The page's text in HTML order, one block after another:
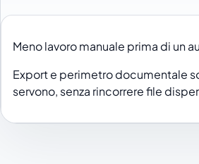
Meno lavoro manuale prima di un
Export e perimetro documentale
servono, senza rincorrere file